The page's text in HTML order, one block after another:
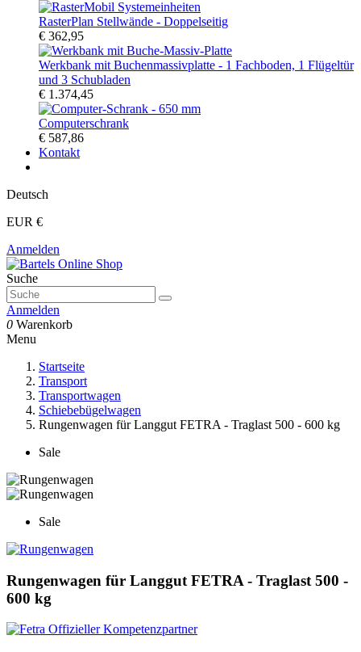
RasterPlan Stellwände - Doppelseitig
€ 362,95
Werkbank mit Buchenmassivplatte - 1 Fachboden, 1 Flügeltür
und 3 Schubladen
€ 1.374,45
Computerschrank
€ 587,86
Kontakt
Deutsch
EUR €
Anmelden
Suche
Anmelden
0 Warenkorb
Menu
Startseite
Transport
Transportwagen
Schiebebügelwagen
Rungenwagen für Langgut FETRA - Traglast 500 - 600 kg
Sale
Sale
Rungenwagen für Langgut FETRA - Traglast 500 -
600 kg